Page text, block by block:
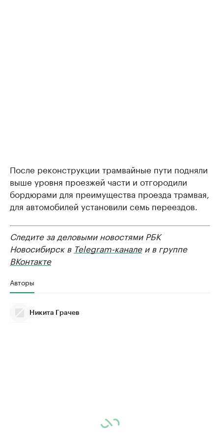
После реконструкции трамвайные пути подняли
выше уровня проезжей части и отгородили
бордюрами для преимущества проезда трамвая,
для автомобилей установили семь переездов.
Следите за деловыми новостями РБК
Новосибирск в Telegram-каналеи в группе
ВКонтакте
Авторы
Никита Грачев